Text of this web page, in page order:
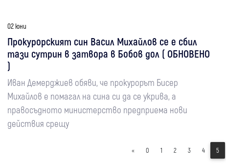
02 юни
Прокурорският син Васил Михайлов се е сбил
тази сутрин в затвора в Бобов дол ( ОБНОВЕНО
)
Иван Демерджиев обяви, че прокурорът Бисер
Михайлов е помагал на сина си да се укрива, а
правосъдното министерство предприема нови
действия срещу
« 0 1 2 3 4 5